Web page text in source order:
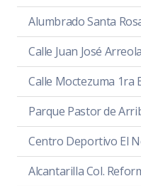
Alumbrado Santa
Calle Juan José Arreola
Calle Moctezuma 1ra
Parque Pastor de
Centro Deportivo El
Alcantarilla Col.